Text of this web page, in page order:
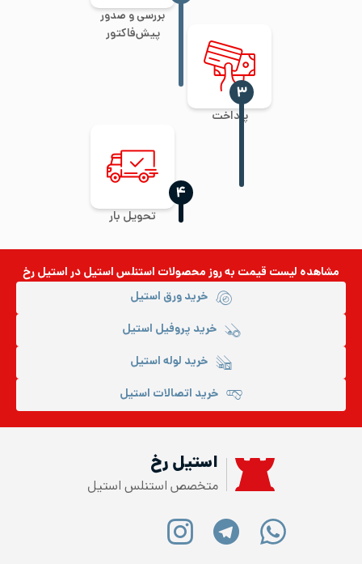
بررسی و صدور
پیش‌فاکتور
پرداخت
‍۳
تحویل بار
‍۴
مشاهده لیست قیمت به روزمحصولات استنلس استیلدر استیل رخ
خرید ورق استیل
خرید پروفیل استیل
خرید لوله استیل
خرید اتصالات استیل
استیل رخ
متخصص استنلس استیل